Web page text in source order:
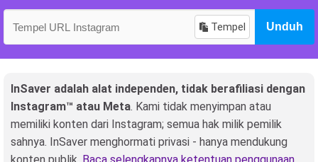
Tempel Unduh
InSaver adalah alat independen, tidak berafiliasi dengan
Instagram™ atau Meta. Kami tidak menyimpan atau
memiliki konten dari Instagram; semua hak milik pemilik
sahnya. InSaver menghormati privasi - hanya mendukung